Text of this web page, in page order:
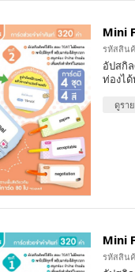
Mini
รหัสสินค้
อัปสกิ
ท่องได้
ดูรา
Mini
รหัสสินค้